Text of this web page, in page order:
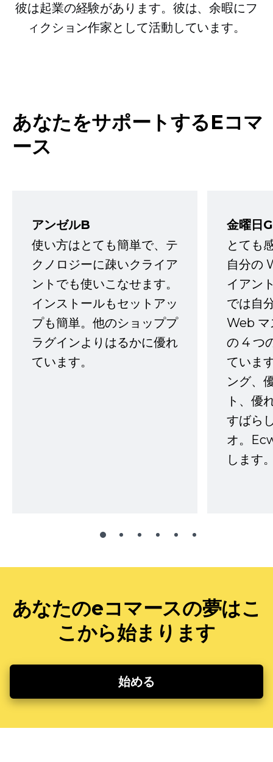
彼は起業の経験があります。彼は、余暇にフ
ィクション作家として活動しています。
あなたをサポートするEコマ
ース
アンゼルB
使い方はとても簡単で、テ
クノロジーに疎いクライア
ントでも使いこなせます。
インストールもセットアッ
プも簡単。他のショッププ
ラグインよりはるかに優れ
ています。
金曜日G
とても
自分の
イアン
では自
Web マ
の 4 つ
ていま
ング、
ト、優
すばら
オ。
します
あなたのeコマースの夢はこ
こから始まります
始める